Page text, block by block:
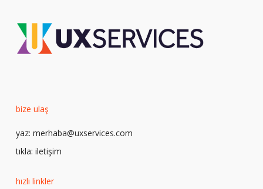
bize ulaş
yaz: merhaba@uxservices.com
tıkla: iletişim
hızlı linkler